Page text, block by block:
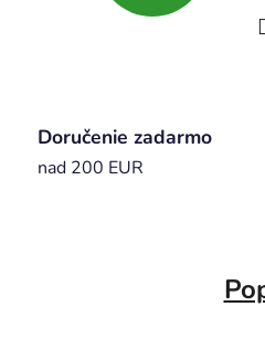
Doručenie zadarmo
nad 200 EUR